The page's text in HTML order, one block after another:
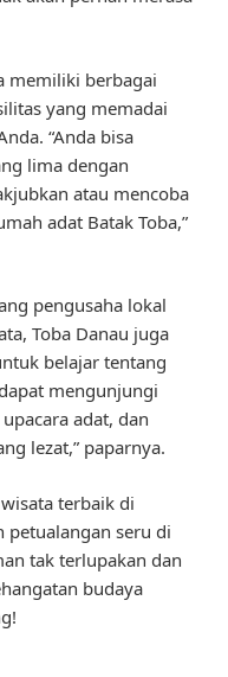
memiliki berbagai
yang memadai
“Anda bisa
lima dengan
atau mencoba
adat Batak Toba,”
pengusaha lokal
Toba Danau juga
belajar tentang
mengunjungi
adat, dan
lezat,” paparnya.
terbaik di
petualangan seru di
tak terlupakan dan
budaya